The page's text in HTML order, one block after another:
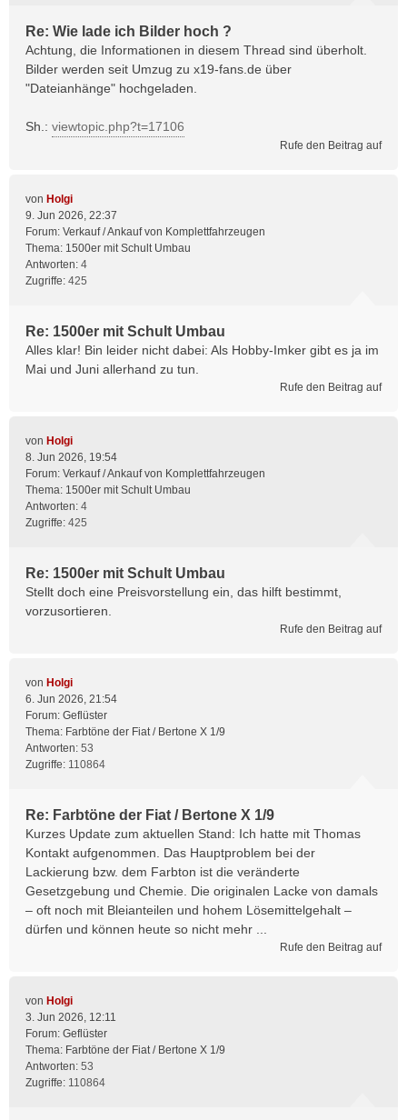
Re: Wie lade ich Bilder hoch ?
Achtung, die Informationen in diesem Thread sind überholt.
Bilder werden seit Umzug zu x19-fans.de über
"Dateianhänge" hochgeladen.
Sh.: viewtopic.php?t=17106
Rufe den Beitrag auf
von Holgi
9. Jun 2026, 22:37
Forum: Verkauf / Ankauf von Komplettfahrzeugen
Thema: 1500er mit Schult Umbau
Antworten: 4
Zugriffe: 425
Re: 1500er mit Schult Umbau
Alles klar! Bin leider nicht dabei: Als Hobby-Imker gibt es ja im
Mai und Juni allerhand zu tun.
Rufe den Beitrag auf
von Holgi
8. Jun 2026, 19:54
Forum: Verkauf / Ankauf von Komplettfahrzeugen
Thema: 1500er mit Schult Umbau
Antworten: 4
Zugriffe: 425
Re: 1500er mit Schult Umbau
Stellt doch eine Preisvorstellung ein, das hilft bestimmt,
vorzusortieren.
Rufe den Beitrag auf
von Holgi
6. Jun 2026, 21:54
Forum: Geflüster
Thema: Farbtöne der Fiat / Bertone X 1/9
Antworten: 53
Zugriffe: 110864
Re: Farbtöne der Fiat / Bertone X 1/9
Kurzes Update zum aktuellen Stand: Ich hatte mit Thomas
Kontakt aufgenommen. Das Hauptproblem bei der
Lackierung bzw. dem Farbton ist die veränderte
Gesetzgebung und Chemie. Die originalen Lacke von damals
– oft noch mit Bleianteilen und hohem Lösemittelgehalt –
dürfen und können heute so nicht mehr ...
Rufe den Beitrag auf
von Holgi
3. Jun 2026, 12:11
Forum: Geflüster
Thema: Farbtöne der Fiat / Bertone X 1/9
Antworten: 53
Zugriffe: 110864